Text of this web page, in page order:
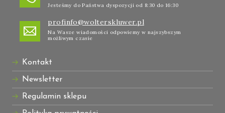
Jesteśmy do Państwa dyspozycji od 8:30 do 16:30
profinfo@wolterskluwer.pl
Na Wasze wiadomości odpowiemy w najszybszym
możliwym czasie
Kontakt
Newsletter
Regulamin sklepu